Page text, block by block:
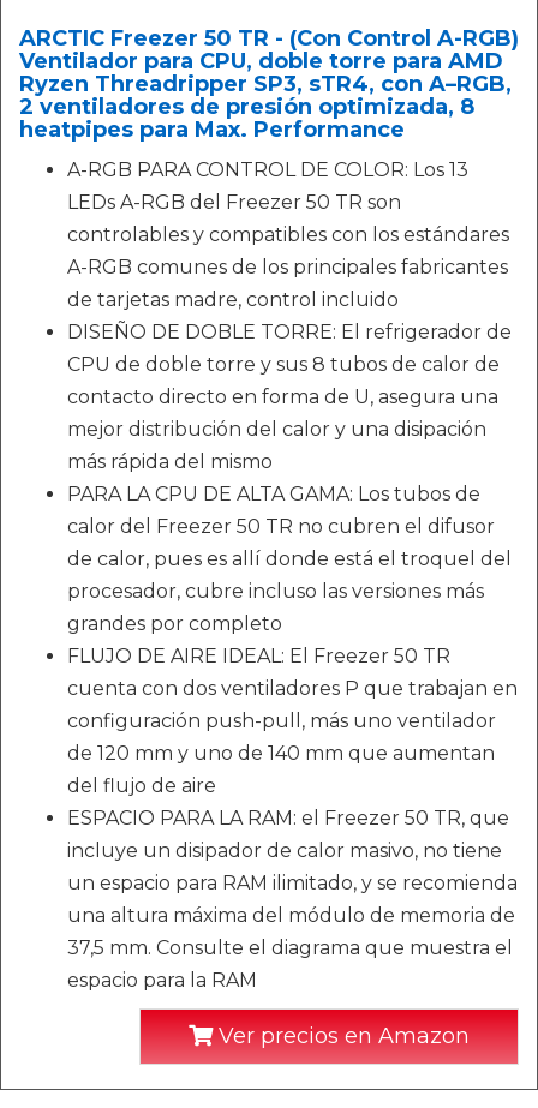
ARCTIC Freezer 50 TR - (Con Control A-RGB)
Ventilador para CPU, doble torre para AMD
Ryzen Threadripper SP3, sTR4, con A–RGB,
2 ventiladores de presión optimizada, 8
heatpipes para Max. Performance
A-RGB PARA CONTROL DE COLOR: Los 13
LEDs A-RGB del Freezer 50 TR son
controlables y compatibles con los estándares
A-RGB comunes de los principales fabricantes
de tarjetas madre, control incluido
DISEÑO DE DOBLE TORRE: El refrigerador de
CPU de doble torre y sus 8 tubos de calor de
contacto directo en forma de U, asegura una
mejor distribución del calor y una disipación
más rápida del mismo
PARA LA CPU DE ALTA GAMA: Los tubos de
calor del Freezer 50 TR no cubren el difusor
de calor, pues es allí donde está el troquel del
procesador, cubre incluso las versiones más
grandes por completo
FLUJO DE AIRE IDEAL: El Freezer 50 TR
cuenta con dos ventiladores P que trabajan en
configuración push-pull, más uno ventilador
de 120 mm y uno de 140 mm que aumentan
del flujo de aire
ESPACIO PARA LA RAM: el Freezer 50 TR, que
incluye un disipador de calor masivo, no tiene
un espacio para RAM ilimitado, y se recomienda
una altura máxima del módulo de memoria de
37,5 mm. Consulte el diagrama que muestra el
espacio para la RAM
Ver precios en Amazon